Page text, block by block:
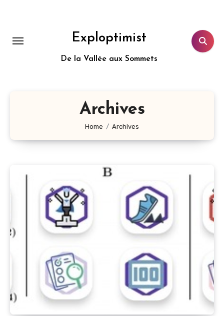
Exploptimist
De la Vallée aux Sommets
Archives
Home Archives